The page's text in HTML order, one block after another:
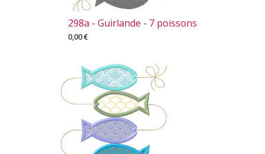
298a - Guirlande - 7 poissons
0,00€